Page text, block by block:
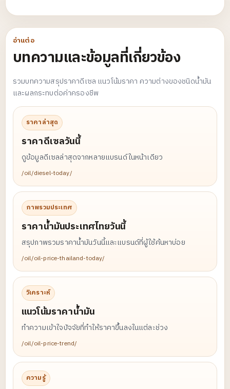
อ่านต่อ
บทความและข้อมูลที่เกี่ยวข้อง
รวมบทความสรุปราคาดีเซล แนวโน้มราคา ความต่างของชนิดน้ำมัน
และผลกระทบต่อค่าครองชีพ
ราคาล่าสุด
ราคาดีเซลวันนี้
ดูข้อมูลดีเซลล่าสุดจากหลายแบรนด์ในหน้าเดียว
/oil/diesel-today/
ภาพรวมประเทศ
ราคาน้ำมันประเทศไทยวันนี้
สรุปภาพรวมราคาน้ำมันวันนี้และแบรนด์ที่ผู้ใช้ค้นหาบ่อย
/oil/oil-price-thailand-today/
วิเคราะห์
แนวโน้มราคาน้ำมัน
ทำความเข้าใจปัจจัยที่ทำให้ราคาขึ้นลงในแต่ละช่วง
/oil/oil-price-trend/
ความรู้